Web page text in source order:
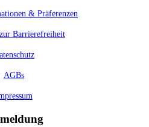
& Präferenzen
Barrierefreiheit
AGBs